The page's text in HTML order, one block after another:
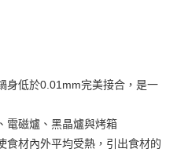
華泰商業銀行
永豐商業銀行
星展（台灣）商業銀行
兆豐國際商業銀行
遠東國際商業銀行
永豐商業銀行
身低於0.01mm完美接合，是一
電磁爐、黑晶爐與烤箱
食材內外平均受熱，引出食材的